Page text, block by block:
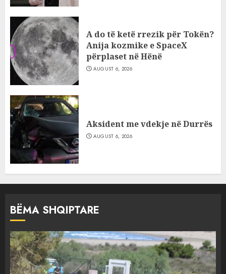
A do të ketë rrezik për Tokën?
Anija kozmike e SpaceX
përplaset në Hënë
AUGUST 6, 2026
Aksident me vdekje në Durrës
AUGUST 6, 2026
BËMA SHQIPTARE